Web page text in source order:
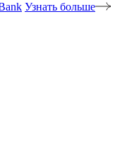
Узнать больше